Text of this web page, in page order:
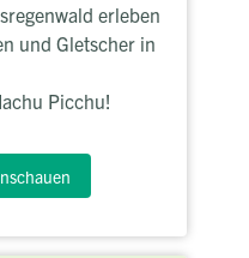
erleben
und Gletscher in
Picchu!